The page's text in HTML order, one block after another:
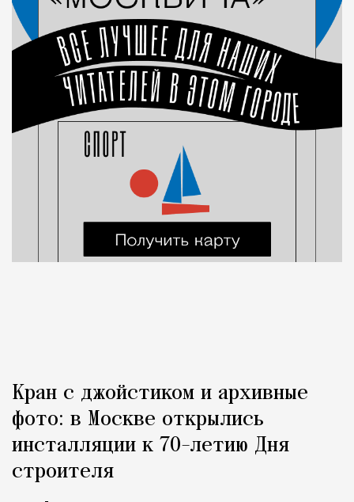
Кран с джойстиком и архивные
фото: в Москве открылись
инсталляции к 70-летию Дня
строителя